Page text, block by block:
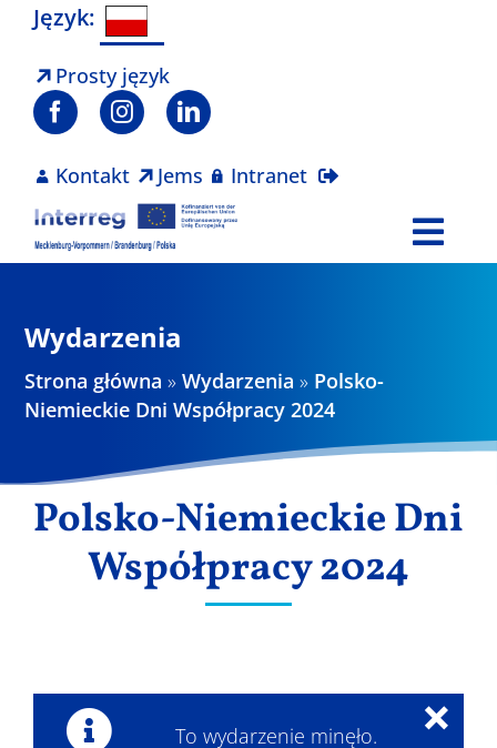
Skip
content
Język:
Prosty język
Kontakt Jems Intranet
Projekty
Wyniki
Wydarzenia
Strona główna »Wydarzenia » Polsko-
Niemieckie Dni Współpracy 2024
Polsko-Niemieckie Dni
Współpracy 2024
To wydarzenie minęło.
×